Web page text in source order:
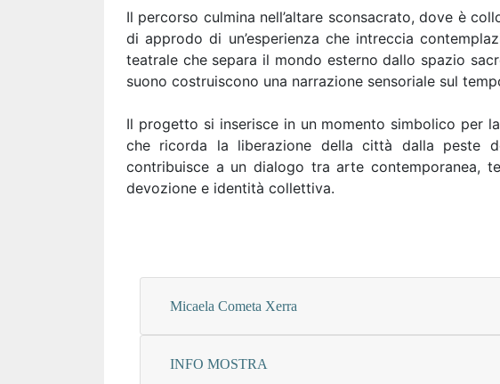
Il percorso culmina nell’altare sconsacrato, dove è
di approdo di un’esperienza che intreccia
teatrale che separa il mondo esterno dallo spazio
suono costruiscono una narrazione sensoriale sul
Il progetto si inserisce in un momento simbolico per
che ricorda la liberazione della città dalla peste
contribuisce a un dialogo tra arte contemporanea,
devozione e identità collettiva.
Micaela Cometa Xerra
INFO MOSTRA